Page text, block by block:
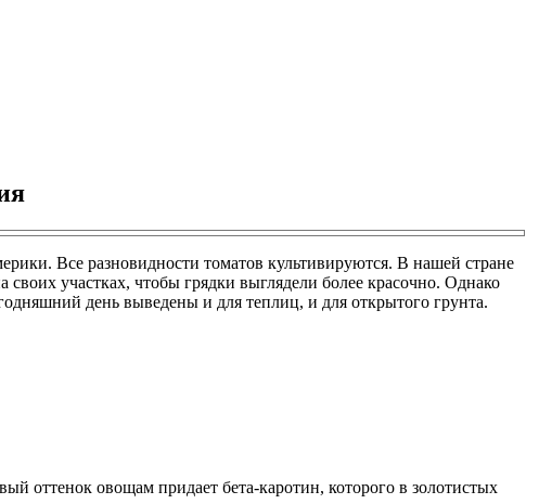
Все разновидности томатов культивируются. В нашей стране
участках, чтобы грядки выглядели более красочно. Однако
день выведены и для теплиц, и для открытого грунта.
оттенок овощам придает бета-каротин, которого в золотистых